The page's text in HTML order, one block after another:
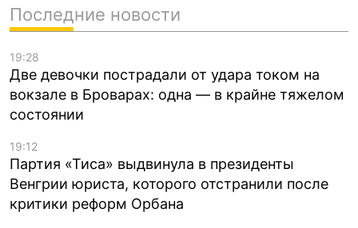
Последние новости
19:28
Две девочки пострадали от удара током на
вокзале в Броварах: одна — в крайне тяжелом
состоянии
19:12
Партия «Тиса» выдвинула в президенты
Венгрии юриста, которого отстранили после
критики реформ Орбана